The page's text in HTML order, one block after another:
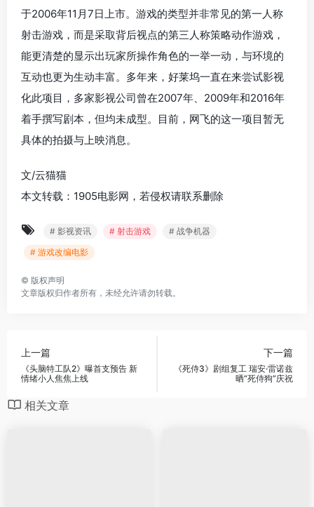
于2006年11月7日上市。游戏的类型并非常见的第一人称
射击游戏，而是采取背后视点的第三人称策略动作游戏，
能更清楚的显示出玩家所操作角色的一举一动，与环境的
互动也更为生动丰富。多年来，好莱坞一直在来尝试影视
化此项目，多家影视公司曾在2007年、2009年和2016年
着手撰写剧本，但均未成型。目前，网飞的这一项目暂无
具体的拍摄与上映消息。
文/云猫猫
本文转载：1905电影网，若侵权请联系删除
# 影视资讯 # 射击游戏
# 战争机器
# 游戏改编电影
© 版权声明
文章版权归作者所有，未经允许请勿转载。
上一篇
《头脑特工队2》曝首支预告 新
情绪小人焦焦上线
下一篇
《死侍3》剧组复工 瑞安·雷诺兹
晒“死侍狗”庆祝
相关文章